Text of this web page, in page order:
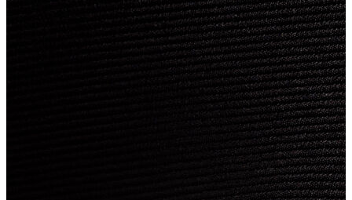
Eşofman Altı
T-shirt
Polo K.Kol